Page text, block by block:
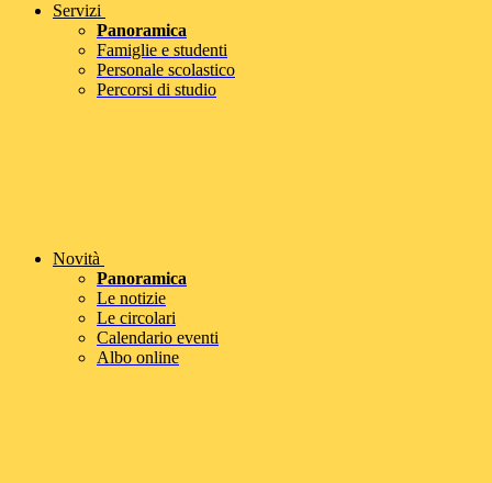
Servizi
Panoramica
Famiglie e studenti
Personale scolastico
Percorsi di studio
Novità
Panoramica
Le notizie
Le circolari
Calendario eventi
Albo online